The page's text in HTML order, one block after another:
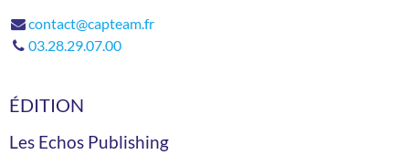
contact@capteam.fr
03.28.29.07.00
ÉDITION
Les Echos Publishing